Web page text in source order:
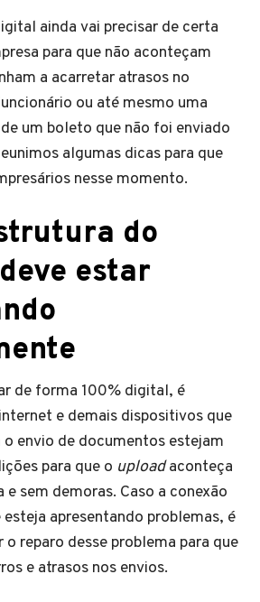
ainda vai precisar de certa
para que não aconteçam
a acarretar atrasos no
ou até mesmo uma
um boleto que não foi enviado
algumas dicas para que
nesse momento.
do
estar
de forma 100% digital, é
e demais dispositivos que
o envio de documentos estejam
para que o uploadaconteça
sem demoras. Caso a conexão
apresentando problemas, é
reparo desse problema para que
e atrasos nos envios.